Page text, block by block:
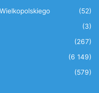
(52)
(3)
(267)
(6 149)
(579)